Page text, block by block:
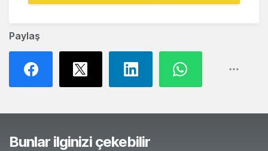
Paylaş
Bunlar ilginizi çekebilir